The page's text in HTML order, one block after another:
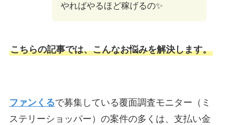
やればやるほど稼げるの✨
こちらの記事では、こんなお悩みを解決します。
ファンくるで募集している覆面調査モニター（ミ
ステリーショッパー）の案件の多くは、支払い金